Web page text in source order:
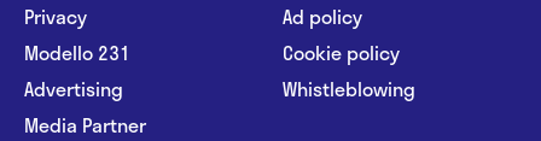
Privacy
Modello 231
Advertising
Media Partner
Ad policy
Cookie policy
Whistleblowing